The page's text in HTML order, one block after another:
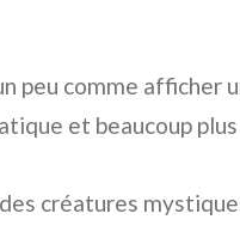
peu comme afficher
et beaucoup
créatures